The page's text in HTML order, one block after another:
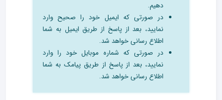
دهیم.
در صورتی که ایمیل خود را صحیح وارد
نمایید، بعد از پاسخ از طریق ایمیل به شما
اطلاع رسانی خواهد شد.
در صورتی که شماره موبایل خود را وارد
نمایید، بعد از پاسخ از طریق پیامک به شما
اطلاع رسانی خواهد شد.